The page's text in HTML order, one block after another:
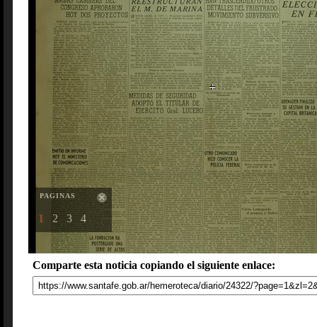
PAGINAS
1 2 3 4
Comparte esta noticia copiando el siguiente enlace: